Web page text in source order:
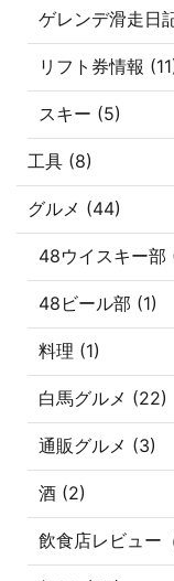
ゲレンデ滑走日
リフト券情報
スキー (5)
工具 (8)
グルメ (44)
48ウイスキー部
48ビール部 (1)
料理 (1)
白馬グルメ (22)
通販グルメ (3)
酒 (2)
飲食店レビュー